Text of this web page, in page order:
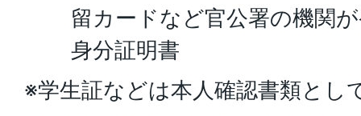
留カードなど官公署の機関
身分証明書
※学生証などは本人確認書類とし